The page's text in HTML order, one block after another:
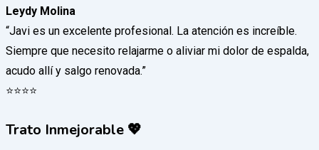
Leydy Molina
“Javi es un excelente profesional. La atención es increíble.
Siempre que necesito relajarme o aliviar mi dolor de espalda,
acudo allí y salgo renovada.”
⭐️⭐️⭐️⭐️
Trato Inmejorable 💖